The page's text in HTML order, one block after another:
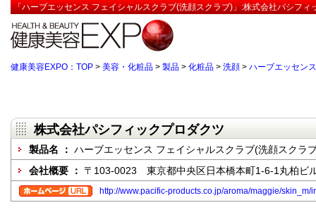
「ハーブエッセンス フェイシャルスクラブ(洗顔スクラブ)」:株式会社パシフィ
健康美容EXPO：TOP > 美容・化粧品 > 製品 > 化粧品 > 洗顔 > ハーブエッセン
株式会社パシフィックプロダクツ
製品名 ： ハーブエッセンス フェイシャルスクラブ(洗顔スクラ
会社概要 ： 〒103-0023 東京都中央区日本橋本町1-6-1丸柏ビ
http://www.pacific-products.co.jp/aroma/maggie/skin_m/